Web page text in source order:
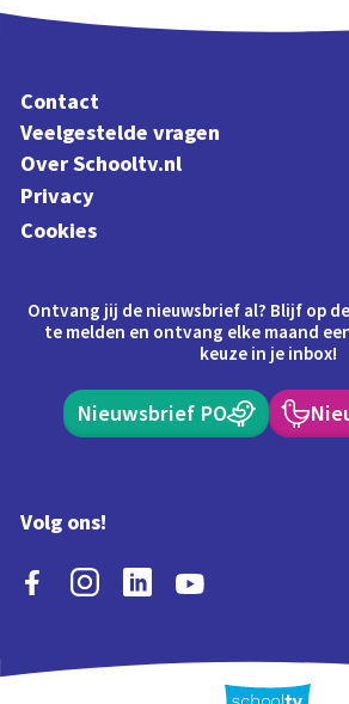
Contact
Veelgestelde vragen
Over Schooltv.nl
Privacy
Cookies
Ontvang jij de nieuwsbrief al? Blijf op
te melden en ontvang elke maand
keuze in je inbox!
Nieuwsbrief PO
Volg ons!